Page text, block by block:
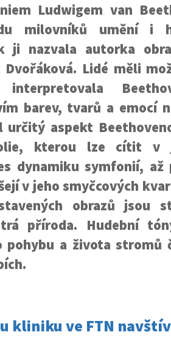
Ludwigem van
milovníků umění i
ji nazvala autorka
Dvořáková. Lidé měli
barev, tvarů a emocí
určitý aspekt
kterou lze cítit v
dynamiku symfonií,
v jeho smyčcových
obrazů jsou
příroda. Hudební
pohybu a života stromů
kliniku ve FTN